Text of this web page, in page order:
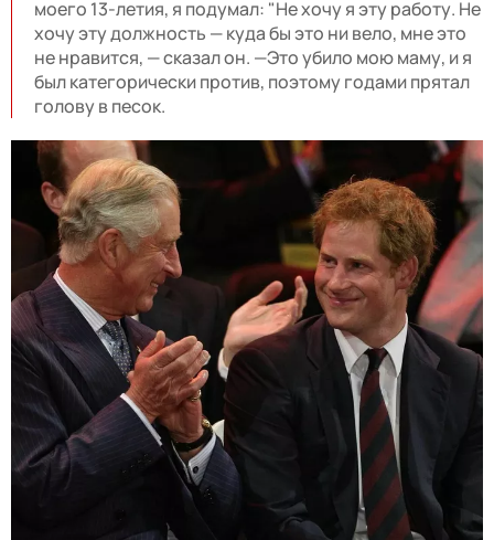
моего 13-летия, я подумал: "Не хочу я эту работу. Не
хочу эту должность — куда бы это ни вело, мне это
не нравится, — сказал он. —Это убило мою маму, и я
был категорически против, поэтому годами прятал
голову в песок.